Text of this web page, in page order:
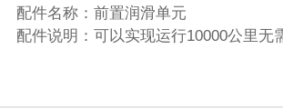
配件名称：前置润滑单元
配件说明：可以实现运行10000公里无